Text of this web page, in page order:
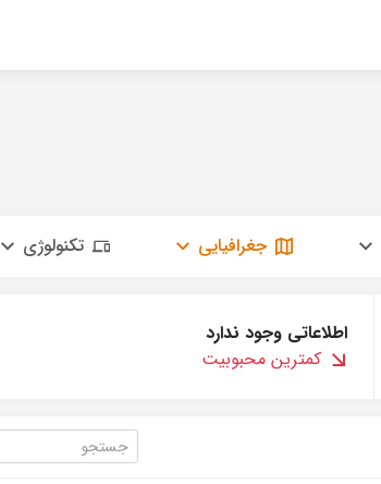
جغرافیایی تکنولوژی
اطلاعاتی وجود ندارد
کمترین محبوبیت